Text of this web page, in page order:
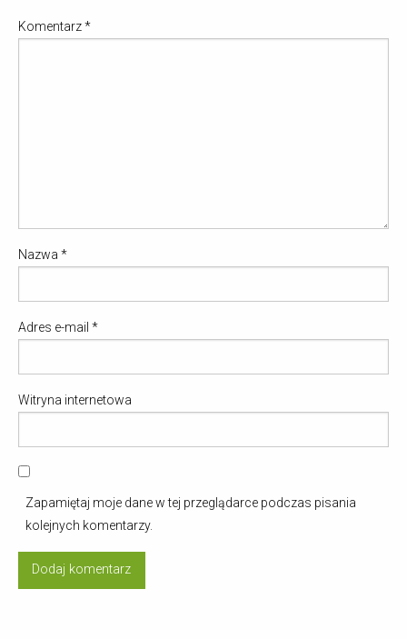
Komentarz*
Nazwa *
Adres e-mail *
Witryna internetowa
Zapamiętaj moje dane w tej przeglądarce podczas pisania
kolejnych komentarzy.